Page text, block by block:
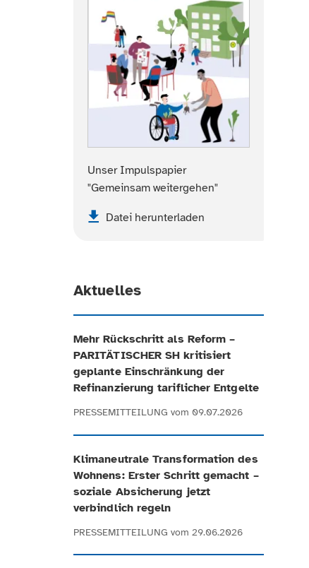
Unser Impulspapier
"Gemeinsam weitergehen"
Datei herunterladen
Aktuelles
Mehr Rückschritt als Reform –
PARITÄTISCHER SH kritisiert
geplante Einschränkung der
Refinanzierung tariflicher Entgelte
PRESSEMITTEILUNG vom 09.07.2026
Klimaneutrale Transformation des
Wohnens: Erster Schritt gemacht –
soziale Absicherung jetzt
verbindlich regeln
PRESSEMITTEILUNG vom 29.06.2026